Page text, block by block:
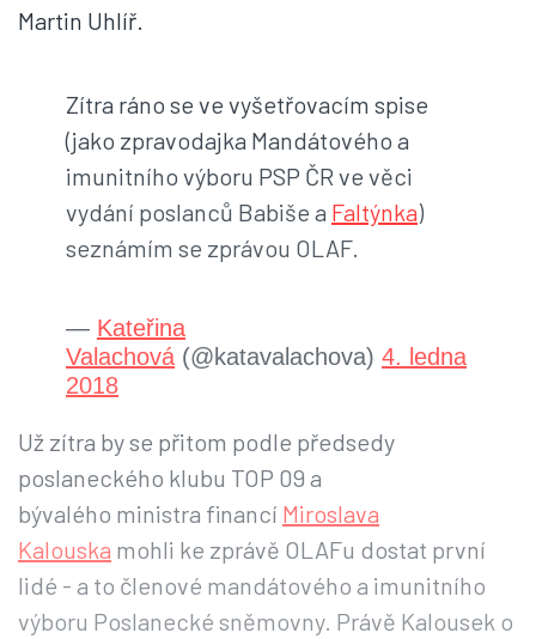
Martin Uhlíř.
Zítra ráno se ve vyšetřovacím spise
(jako zpravodajka Mandátového a
imunitního výboru PSP ČR ve věci
vydání poslanců Babiše a Faltýnka)
seznámím se zprávou OLAF.
— Kateřina
Valachová (@katavalachova) 4. ledna
2018
Už zítra by se přitom podle předsedy
poslaneckého klubu TOP 09 a
bývalého ministra financí Miroslava
Kalouska mohli ke zprávě OLAFu dostat první
lidé - a to členové mandátového a imunitního
výboru Poslanecké sněmovny. Právě Kalousek o